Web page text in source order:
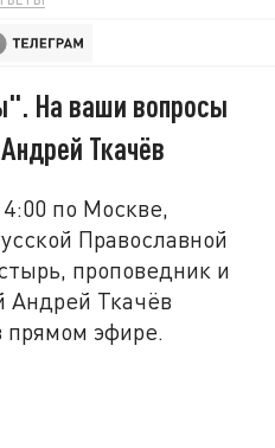
На ваши вопросы
Ткачёв
по Москве,
Православной
проповедник и
Андрей Ткачёв
прямом эфире.